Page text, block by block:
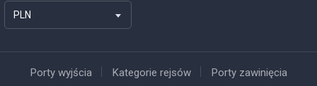
PLN
Porty wyjścia Kategorie rejsów Porty zawinięcia